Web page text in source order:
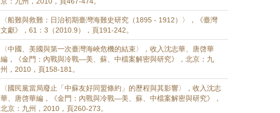
〈船難與救難：日治初期臺灣海難史研究（1895 - 1912）〉，《臺灣
文獻》，61：3（2010.9），頁191-242。
〈中國、美國與第一次臺灣海峽危機的結束〉，收入沈志華、唐啓華
編，《金門：內戰與冷戰—美、蘇、中檔案解密與研究》，北京：九
州，2010，頁158-181。
〈國民黨當局廢止「中蘇友好同盟條約」的歷程與其影響〉，收入沈志
華、唐啓華編，《金門：內戰與冷戰—美、蘇、中檔案解密與研究》，
北京：九州，2010，頁260-273。